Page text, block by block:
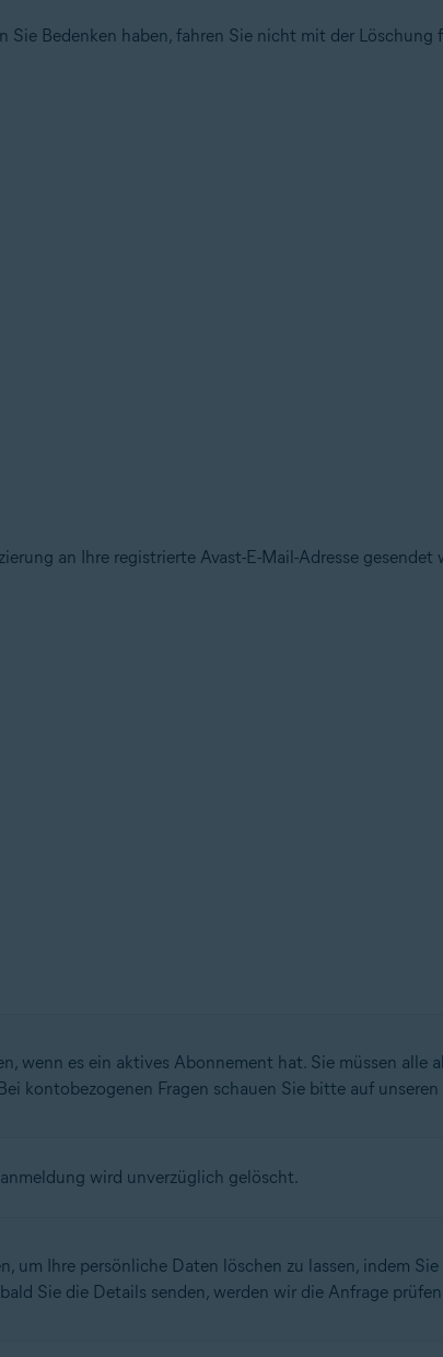
Bedenken haben, fahren Sie nicht mit der Löschung
an Ihre registrierte Avast-E-Mail-Adresse
wenn es ein aktives Abonnement hat. Sie müssen
kontobezogenen Fragen schauen Sie bitte auf unseren
wird unverzüglich gelöscht.
um Ihre persönliche Daten löschen zu lassen, indem
Sie die Details senden, werden wir die Anfrage